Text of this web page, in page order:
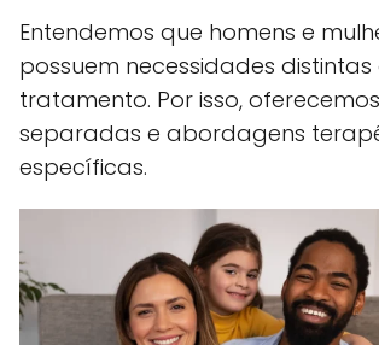
Entendemos que homens e
possuem necessidades
tratamento. Por isso,
separadas e abordagens
específicas.